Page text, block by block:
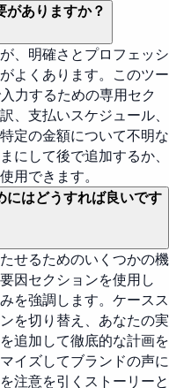
がありますか？
、明確さとプロフェッシ
よくあります。このツー
力するための専用セク
、支払いスケジュール、
定の金額について不明な
にして後で追加するか、
用できます。
にはどうすれば良いです
せるためのいくつかの機
因セクションを使用し
を強調します。ケースス
を切り替え、あなたの実
追加して徹底的な計画を
イズしてブランドの声に
注意を引くストーリーと